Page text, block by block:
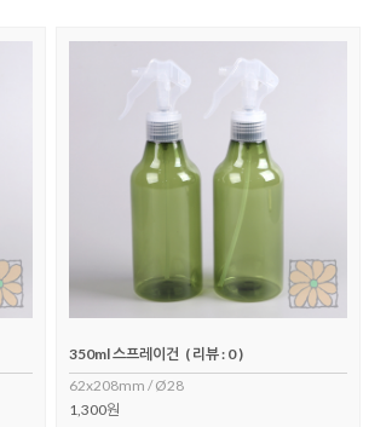
350ml 스프레이건 ( 리뷰 : 0 )
62x208mm / Ø28
1,300원